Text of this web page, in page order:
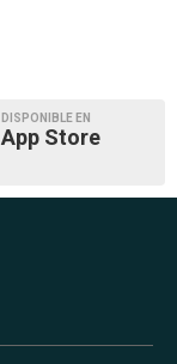
DISPONIBLE EN
App Store